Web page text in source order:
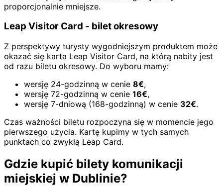
proporcjonalnie mniejsze.
Leap Visitor Card - bilet okresowy
Z perspektywy turysty wygodniejszym produktem może
okazać się karta Leap Visitor Card, na którą nabity jest
od razu biletu okresowy. Do wyboru mamy:
wersję 24-godzinną w cenie 8€,
wersję 72-godzinną w cenie 16€,
wersję 7-dniową (168-godzinną) w cenie 32€.
Czas ważności biletu rozpoczyna się w momencie jego
pierwszego użycia. Kartę kupimy w tych samych
punktach co zwykłą Leap Card.
Gdzie kupić bilety komunikacji
miejskiej w Dublinie?